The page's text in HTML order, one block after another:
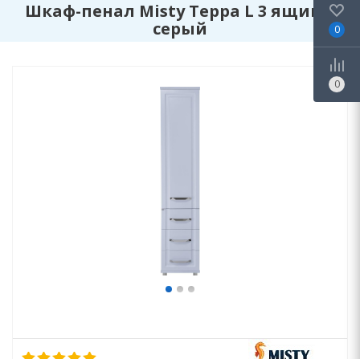
Шкаф-пенал Misty Терра L 3 ящика,
серый
0
0